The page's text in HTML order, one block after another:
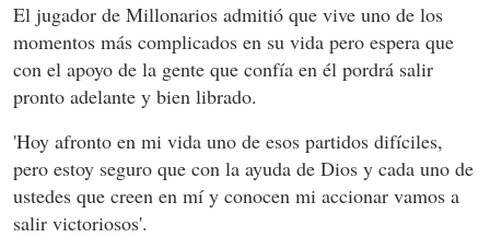
El jugador de Millonarios admitió que vive uno de los
momentos más complicados en su vida pero espera que
con el apoyo de la gente que confía en él pordrá salir
pronto adelante y bien librado.
'Hoy afronto en mi vida uno de esos partidos difíciles,
pero estoy seguro que con la ayuda de Dios y cada uno de
ustedes que creen en mí y conocen mi accionar vamos a
salir victoriosos'.